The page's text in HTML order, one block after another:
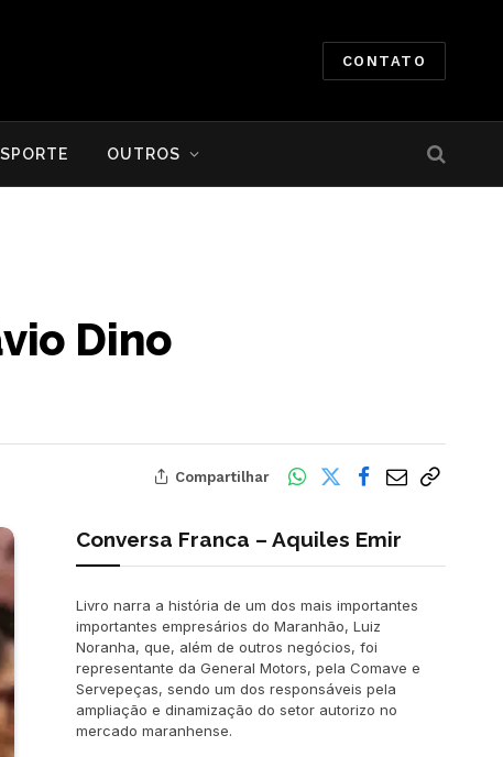
CONTATO
OUTROS
Dino
Compartilhar
Conversa Franca – Aquiles Emir
Livro narra a história de um dos mais importantes
importantes empresários do Maranhão, Luiz
Noranha, que, além de outros negócios, foi
representante da General Motors, pela Comave e
Servepeças, sendo um dos responsáveis pela
ampliação e dinamização do setor autorizo no
mercado maranhense.